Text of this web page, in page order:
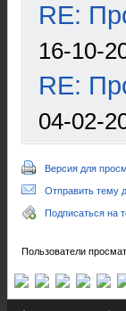
RE:
16-10-
RE:
04-02-
Версия для
Отправить тему
Подписаться на
Пользователи